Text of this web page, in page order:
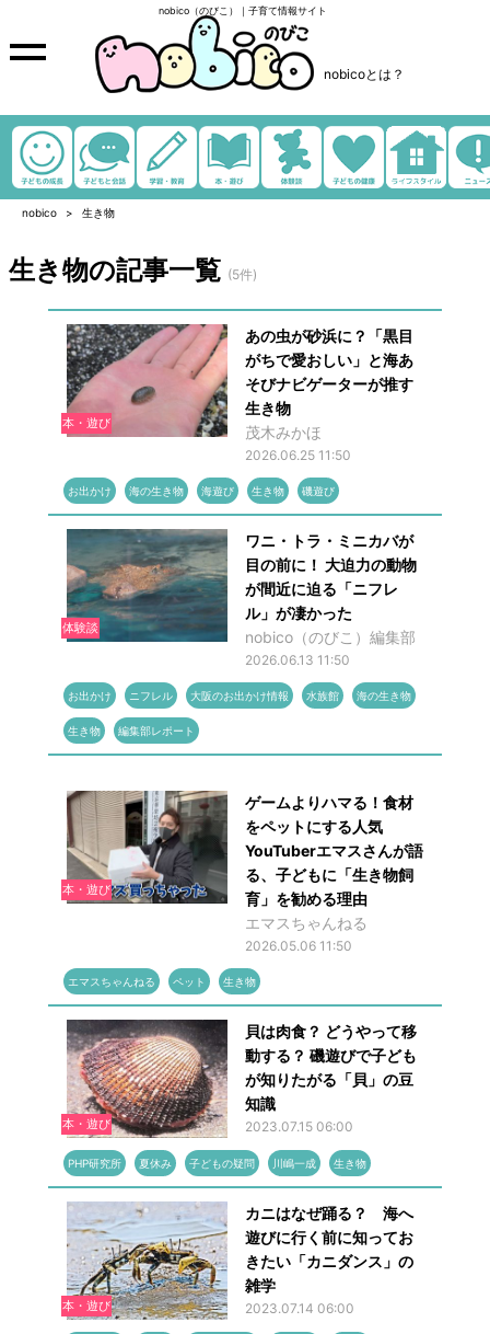
nobico（のびこ）｜子育て情報サイト
nobicoとは？
nobico 生き物
生き物の記事一覧 (5件)
本・遊び
あの虫が砂浜に？「黒目
がちで愛おしい」と海あ
そびナビゲーターが推す
生き物
茂木みかほ
2026.06.25 11:50
お出かけ 海の生き物 海遊び 生き物 磯遊び
体験談
ワニ・トラ・ミニカバが
目の前に！ 大迫力の動物
が間近に迫る「ニフレ
ル」が凄かった
nobico（のびこ）編集部
2026.06.13 11:50
お出かけ ニフレル 大阪のお出かけ情報 水族館 海の生き物
生き物 編集部レポート
本・遊び
ゲームよりハマる！食材
をペットにする人気
YouTuberエマスさんが語
る、子どもに「生き物飼
育」を勧める理由
エマスちゃんねる
2026.05.06 11:50
エマスちゃんねる ペット 生き物
本・遊び
貝は肉食？ どうやって移
動する？ 磯遊びで子ども
が知りたがる「貝」の豆
知識
2023.07.15 06:00
PHP研究所 夏休み 子どもの疑問 川嶋一成 生き物
本・遊び
カニはなぜ踊る？ 海へ
遊びに行く前に知ってお
きたい「カニダンス」の
雑学
2023.07.14 06:00